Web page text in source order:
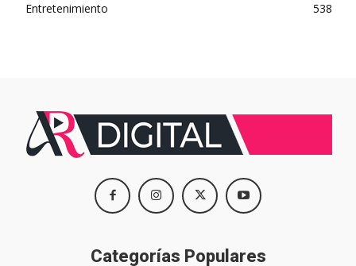
Entretenimiento
538
Categorías Populares